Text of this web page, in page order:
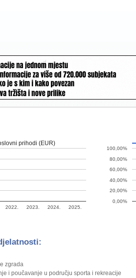
prihodi (EUR)
2022. 2023. 2024. 2025.
0,00%
20,00%
40,00%
60,00%
80,00%
100,00%
zgrada
i poučavanje u području sporta i rekreacije